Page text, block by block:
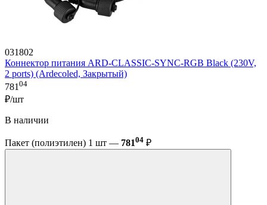
031802
Коннектор питания ARD-CLASSIC-SYNC-RGB Black (230V,
2 ports) (Ardecoled, Закрытый)
781 04
₽/шт
В наличии
Пакет (полиэтилен) 1 шт — 78104 ₽